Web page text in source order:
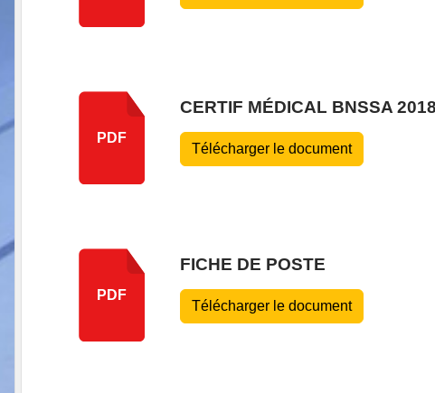
PDF
CERTIF MÉDICAL BNSSA
Télécharger le document
PDF
FICHE DE POSTE
Télécharger le document